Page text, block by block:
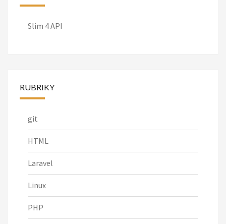
Slim 4 API
RUBRIKY
git
HTML
Laravel
Linux
PHP